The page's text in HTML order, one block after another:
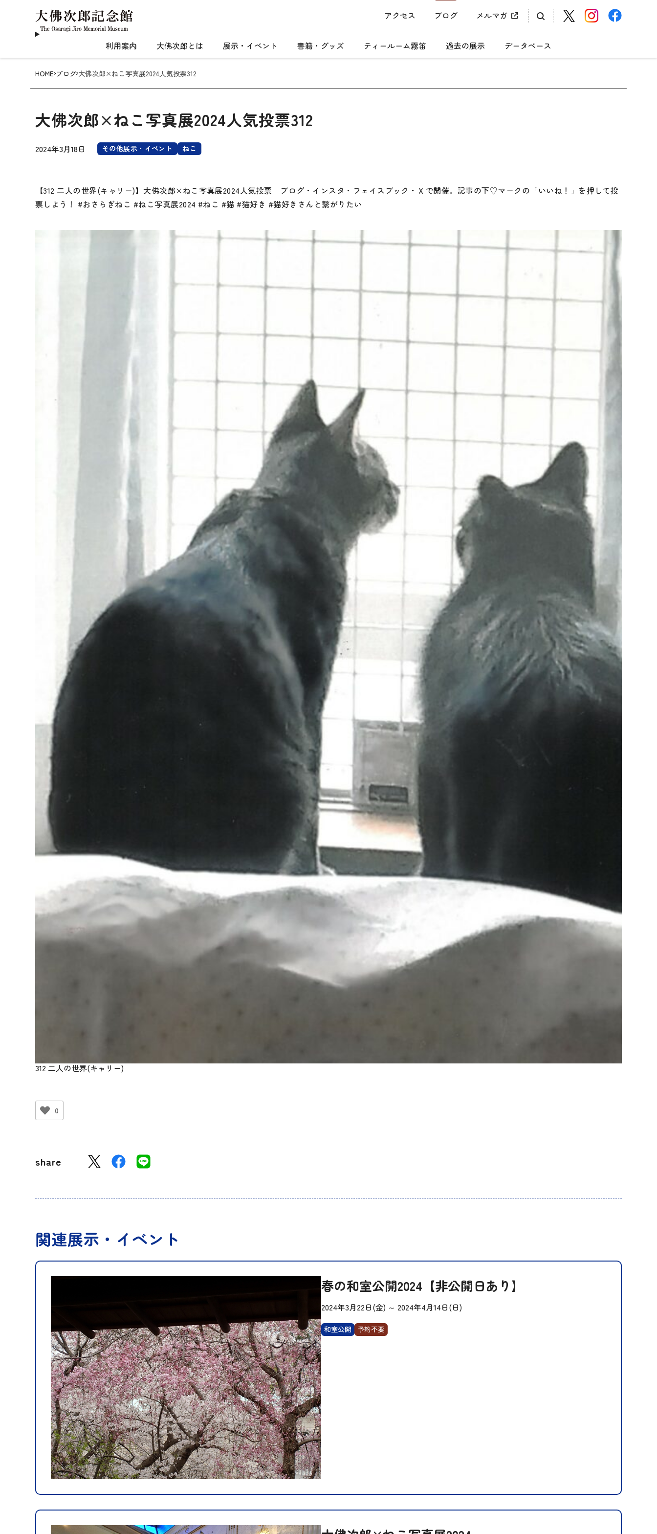
アクセス ブログ メルマガ
利用案内 大佛次郎とは 展示・イベント 書籍・グッズ ティールーム霧笛 過去の展示 データベース
HOME ブログ 大佛次郎×ねこ写真展2024人気投票312
大佛次郎×ねこ写真展2024人気投票312
2024年3月18日 その他展示・イベント ねこ
【312 二人の世界(キャリー)】大佛次郎×ねこ写真展2024人気投票 ブログ・インスタ・フェイスブック・Ｘで開催。記事の下♡マークの「いいね！」を押して投
票しよう！ #おさらぎねこ #ねこ写真展2024 #ねこ #猫 #猫好き #猫好きさんと繋がりたい
312 二人の世界(キャリー)
0
share
関連展示・イベント
春の和室公開2024【非公開日あり】
2024年3月22日(金) ～ 2024年4月14日(日)
和室公開 予約不要